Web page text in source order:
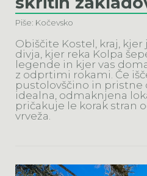
Piše: Kočevsko
Obiščite Kostel, kraj, kjer
divja, kjer reka Kolpa
legende in kjer vas
z odprtimi rokami. Če
pustolovščino in pristne
idealna, odmaknjena
pričakuje le korak stran
vrveža.